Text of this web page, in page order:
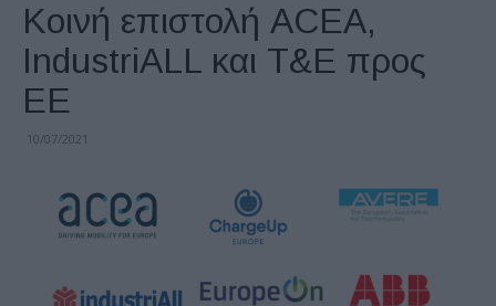
Κοινή επιστολή ACEA,
IndustriALL και T&E προς
ΕΕ
10/07/2021